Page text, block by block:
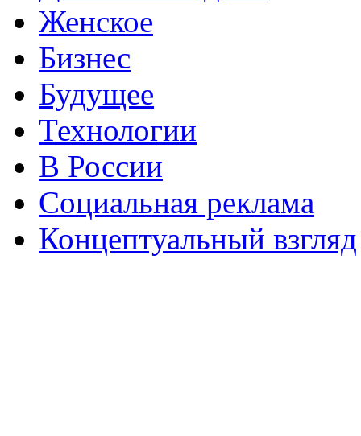
Женское
Бизнес
Будущее
Технологии
В России
Социальная реклама
Концептуальный взгляд